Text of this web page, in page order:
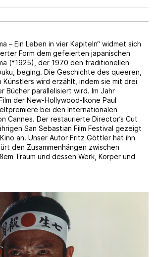
– Ein Leben in vier Kapiteln“ widmet sich
Form dem gefeierten japanischen
(*1925), der 1970 den traditionellen
beging. Die Geschichte des queeren,
Künstlers wird erzählt, indem sie mit drei
Bücher parallelisiert wird. Im Jahr
der New-Hollywood-Ikone Paul
bei den Internationalen
Cannes. Der restaurierte Director’s Cut
San Sebastian Film Festival gezeigt
an. Unser Autor Fritz Göttler hat ihn
den Zusammenhängen zwischen
Traum und dessen Werk, Körper und